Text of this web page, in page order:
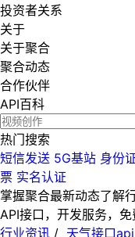
投资者关系
关于
关于聚合
聚合动态
合作伙伴
API百科
热门搜索
短信发送 5G基站 身份
票 实名认证
掌握聚合最新动态了解
API接口，开发服务，
行业资讯 / 天气接口